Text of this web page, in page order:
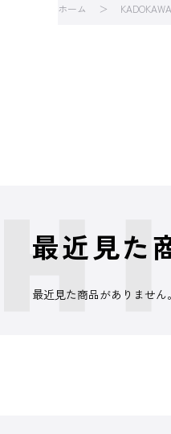
ホーム
最近見た
最近見た商品がありません。